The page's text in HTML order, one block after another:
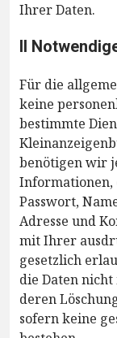
Ihrer Daten.
II
Für die
keine
bestimmte
benötigen wir
Informationen,
Passwort,
Adresse und
mit Ihrer
gesetzlich
die Daten
deren
sofern keine